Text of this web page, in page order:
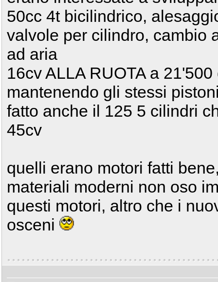
50cc 4t bicilindrico,
valvole per cilindro, cambio
ad aria
16cv ALLA RUOTA a
mantenendo gli stessi
fatto anche il 125 5 cilindri
45cv
quelli erano motori fatti
materiali moderni non oso
questi motori, altro che i
osceni